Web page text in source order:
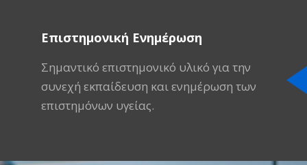
Επιστημονική Ενημέρωση
Σημαντικό επιστημονικό υλικό για την
συνεχή εκπαίδευση και ενημέρωση των
επιστημόνων υγείας.